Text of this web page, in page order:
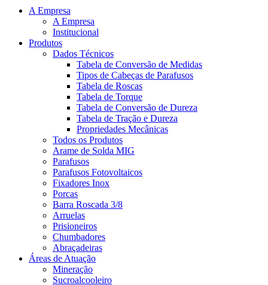
A Empresa
A Empresa
Institucional
Produtos
Dados Técnicos
Tabela de Conversão de Medidas
Tipos de Cabeças de Parafusos
Tabela de Roscas
Tabela de Torque
Tabela de Conversão de Dureza
Tabela de Tração e Dureza
Propriedades Mecânicas
Todos os Produtos
Arame de Solda MIG
Parafusos
Parafusos Fotovoltaicos
Fixadores Inox
Porcas
Barra Roscada 3/8
Arruelas
Prisioneiros
Chumbadores
Abraçadeiras
Áreas de Atuação
Mineração
Sucroalcooleiro